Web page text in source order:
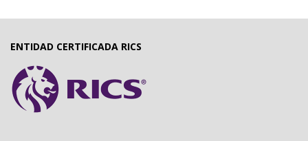
ENTIDAD CERTIFICADA RICS